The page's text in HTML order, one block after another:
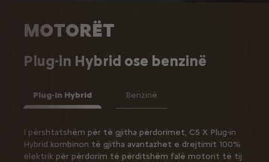
MOTORËT
Plug-in Hybrid ose benzinë
I përshtatshëm për të gjitha përdorimet, C5 X Plug-in
Hybrid kombinon të gjitha avantazhet e drejtimit 100%
elektrik për përdorim të përditshëm falë motorit të tij
C5 X është i pajisur me motorë benzine me
performancë të lartë dhe efikas të miratuar sipas
standardit Euro 6.3, me zgjedhjen e motorëve
Plug-in Hybrid Benzinë